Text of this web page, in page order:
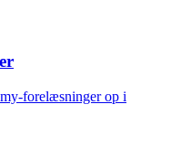
forelæsninger op i